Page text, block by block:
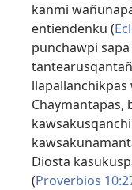
kanmi
entiendenku (
punchawpi
Chaymantapas,
Diosta
(Proverbios